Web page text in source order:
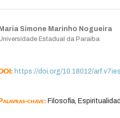
Maria Simone Marinho Nogueira
Estadual da Paraíba
https://doi.org/10.18012/
chave:Filosofia,